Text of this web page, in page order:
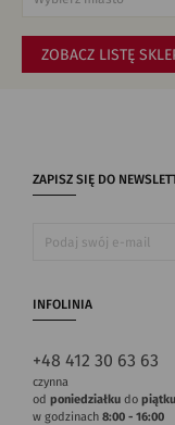
ZOBACZ LISTĘ
ZAPISZ SIĘ DO
INFOLINIA
+48 412 30 63 63
czynna
od poniedziałku do piątku
w godzinach 8:00 - 16:00